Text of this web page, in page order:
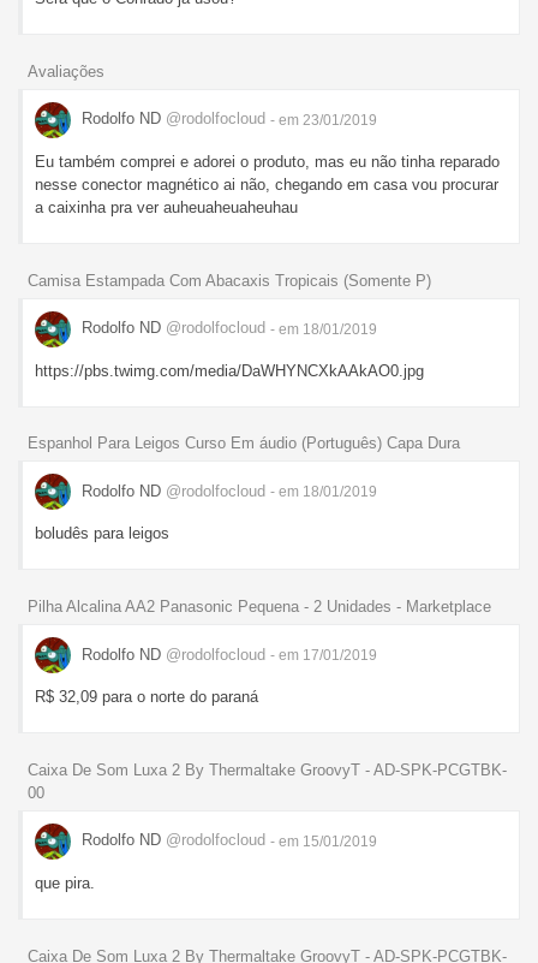
Avaliações
Rodolfo ND @rodolfocloud - em 23/01/2019
Eu também comprei e adorei o produto, mas eu não tinha reparado
nesse conector magnético ai não, chegando em casa vou procurar
a caixinha pra ver auheuaheuaheuhau
Camisa Estampada Com Abacaxis Tropicais (Somente P)
Rodolfo ND @rodolfocloud - em 18/01/2019
https://pbs.twimg.com/media/DaWHYNCXkAAkAO0.jpg
Espanhol Para Leigos Curso Em áudio (Português) Capa Dura
Rodolfo ND @rodolfocloud - em 18/01/2019
boludês para leigos
Pilha Alcalina AA2 Panasonic Pequena - 2 Unidades - Marketplace
Rodolfo ND @rodolfocloud - em 17/01/2019
R$ 32,09 para o norte do paraná
Caixa De Som Luxa 2 By Thermaltake GroovyT - AD-SPK-PCGTBK-
00
Rodolfo ND @rodolfocloud - em 15/01/2019
que pira.
Caixa De Som Luxa 2 By Thermaltake GroovyT - AD-SPK-PCGTBK-